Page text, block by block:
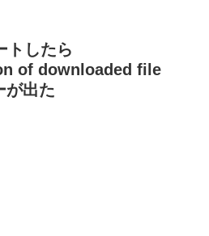
トしたら
of downloaded file
が出た